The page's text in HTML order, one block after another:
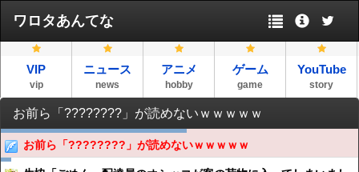
ワロタあんてな
VIP
vip
ニュース
news
アニメ
hobby
ゲーム
game
YouTube
story
お前ら「????????」が読めないｗｗｗｗｗ
お前ら「????????」が読めないｗｗｗｗｗ